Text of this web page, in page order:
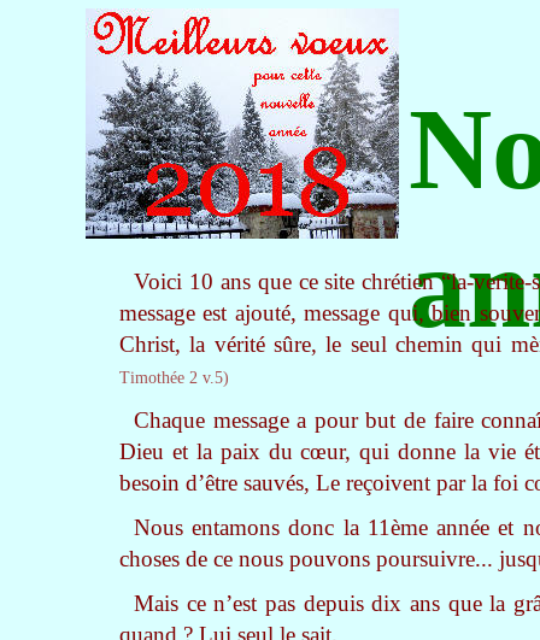
Voici 10 ans que ce site chrétien “la-verite-
message est ajouté, message qui, bien
Christ, la vérité sûre, le seul chemin qui
Timothée 2 v.5)
Chaque message a pour but de faire
Dieu et la paix du cœur, qui donne la vie
besoin d’être sauvés, Le reçoivent par la foi
Nous entamons donc la 11èmeannée et
choses de ce nous pouvons poursuivre...
Mais ce n’est pas depuis dix ans que la
quand ? Lui seul le sait.